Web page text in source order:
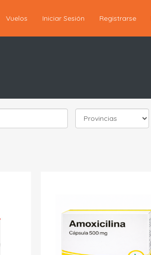
Vuelos Iniciar Sesión Registrarse